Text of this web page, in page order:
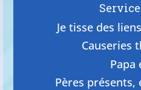
Je tisse des
Causeries
Papa
Pères présents,